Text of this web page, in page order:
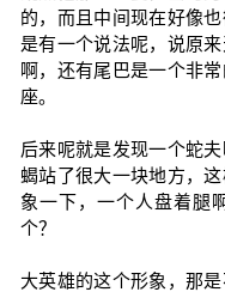
的，而且中间现在好像
是有一个说法呢，说原
啊，还有尾巴是一个非
座。
后来呢就是发现一个蛇
蝎站了很大一块地方，
象一下，一个人盘着腿
个？
大英雄的这个形象，那